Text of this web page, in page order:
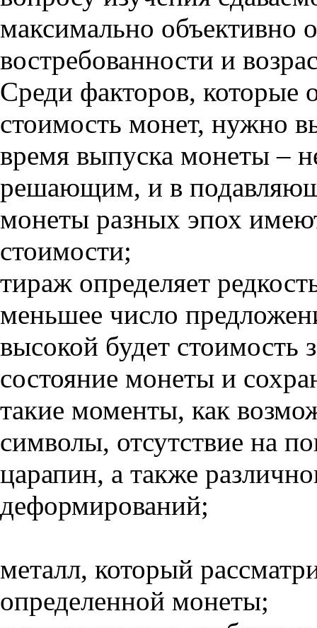
максимально объективно
востребованности и
Среди факторов, которые
стоимость монет, нужно
время выпуска монеты –
решающим, и в
монеты разных эпох
стоимости;
тираж определяет
меньшее число
высокой будет стоимость
состояние монеты и
такие моменты, как
символы, отсутствие на
царапин, а также
деформирований;
металл, который
определенной монеты;